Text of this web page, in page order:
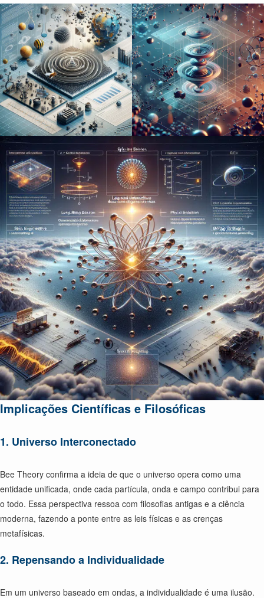
Implicações Científicas e Filosóficas
1. Universo Interconectado
Bee Theory confirma a ideia de que o universo opera como uma
entidade unificada, onde cada partícula, onda e campo contribui para
o todo. Essa perspectiva ressoa com filosofias antigas e a ciência
moderna, fazendo a ponte entre as leis físicas e as crenças
metafísicas.
2. Repensando a Individualidade
Em um universo baseado em ondas, a individualidade é uma ilusão.